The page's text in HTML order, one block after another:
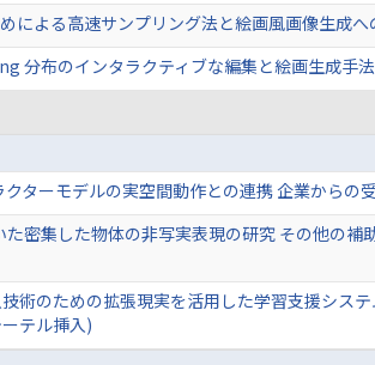
による高速サンプリング法と絵画風画像生成
分布のインタラクティブな編集と絵画生成手
ターモデルの実空間動作との連携 企業からの
た密集した物体の非写実表現の研究 その他の
術のための拡張現実を活用した学習支援シス
テル挿入)